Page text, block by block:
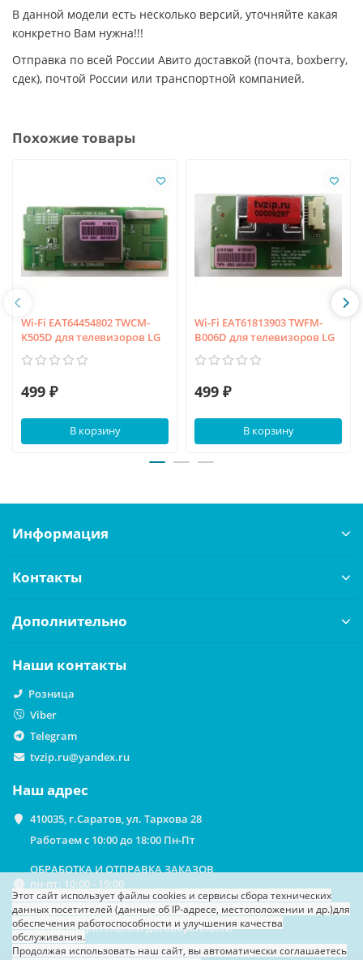
В данной модели есть несколько версий, уточняйте какая
конкретно Вам нужна!!!
Отправка по всей России Авито доставкой (почта, boxberry,
сдек), почтой России или транспортной компанией.
Похожие товары
Wi-Fi EAT64454802 TWCM-
K505D для телевизоров LG
499 ₽
В корзину
Wi-Fi EAT61813903 TWFM-
B006D для телевизоров LG
499 ₽
В корзину
Этот сайт использует файлы cookies и сервисы сбора технических
данных посетителей (данные об IP-адресе, местоположении и др.)для
обеспечения работоспособности и улучшения качества
обслуживания.
Продолжая использовать наш сайт, вы автоматически соглашаетесь
Информация
Контакты
Дополнительно
Наши контакты
Розница
Viber
Telegram
tvzip.ru@yandex.ru
Наш адрес
410035, г.Саратов, ул. Тархова 28
Работаем с 10:00 до 18:00 Пн-Пт
ОБРАБОТКА И ОТПРАВКА ЗАКАЗОВ
пн-пт: 10:00 - 19:00
ВЫДАЧА ЗАКАЗОВ НА САМОВЫВОЗ
По предварительной договоренности